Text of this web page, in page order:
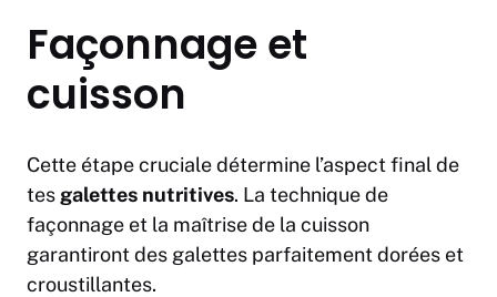
Façonnage et
cuisson
Cette étape cruciale détermine l’aspect final de
tes galettes nutritives. La technique de
façonnage et la maîtrise de la cuisson
garantiront des galettes parfaitement dorées et
croustillantes.